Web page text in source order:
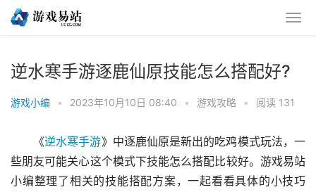
逆水寒手游逐鹿仙原技能怎么搭配好?
游戏小编 • 2023年10月10日 08:40 • 游戏攻略 • 阅读 131
《逆水寒手游》中逐鹿仙原是新出的吃鸡模式玩法，一
些朋友可能关心这个模式下技能怎么搭配比较好。游戏易站
小编整理了相关的技能搭配方案，一起看看具体的小技巧